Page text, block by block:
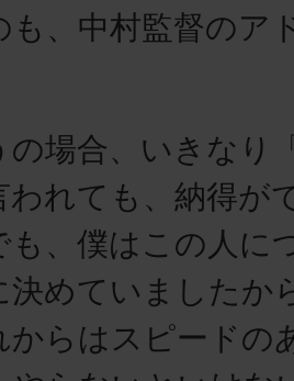
も、中村監督のア
の場合、いきなり
われても、納得が
も、僕はこの人に
決めていましたか
からはスピードの